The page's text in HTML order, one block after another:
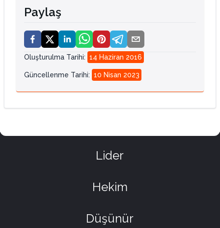
Paylaş
Oluşturulma Tarihi: 14 Haziran 2016
Güncellenme Tarihi: 10 Nisan 2023
Lider
Hekim
Düşünür